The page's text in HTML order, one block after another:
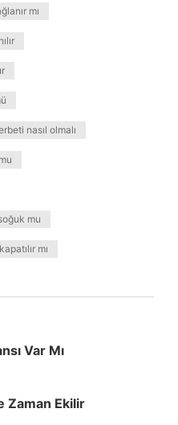
mı
nasıl olmalı
mu
mı
Var Mı
Zaman Ekilir